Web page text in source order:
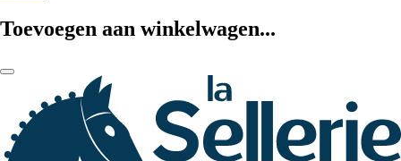
Toevoegen aan winkelwagen...